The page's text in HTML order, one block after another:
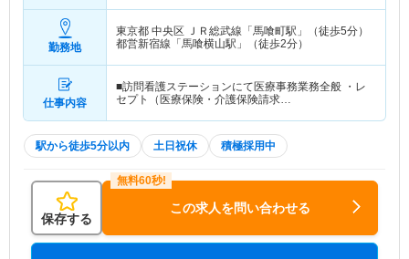
勤務地
東京都 中央区 ＪＲ総武線「馬喰町駅」（徒歩5分）
都営新宿線「馬喰横山駅」（徒歩2分）
仕事内容
■訪問看護ステーションにて医療事務業務全般 ・レ
セプト（医療保険・介護保険請求…
駅から徒歩5分以内 土日祝休 積極採用中
保存する
この求人を問い合わせる